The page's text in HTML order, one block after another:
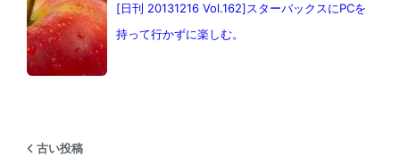
[日刊 20131216 Vol.162]スターバックスにPCを
持って行かずに楽しむ。
古い投稿